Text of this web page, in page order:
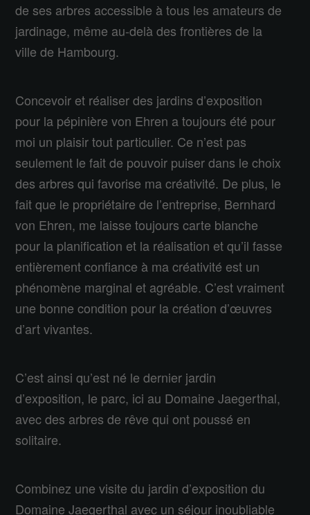
de ses arbres accessible à tous les amateurs de
jardinage, même au-delà des frontières de la
ville de Hambourg.
Concevoir et réaliser des jardins d’exposition
pour la pépinière von Ehren a toujours été pour
moi un plaisir tout particulier. Ce n’est pas
seulement le fait de pouvoir puiser dans le choix
des arbres qui favorise ma créativité. De plus, le
fait que le propriétaire de l’entreprise, Bernhard
von Ehren, me laisse toujours carte blanche
pour la planification et la réalisation et qu’il fasse
entièrement confiance à ma créativité est un
phénomène marginal et agréable. C’est vraiment
une bonne condition pour la création d’œuvres
d’art vivantes.
C’est ainsi qu’est né le dernier jardin
d’exposition, le parc, ici au Domaine Jaegerthal,
avec des arbres de rêve qui ont poussé en
solitaire.
Combinez une visite du jardin d’exposition du
Domaine Jaegerthal avec un séjour inoubliable